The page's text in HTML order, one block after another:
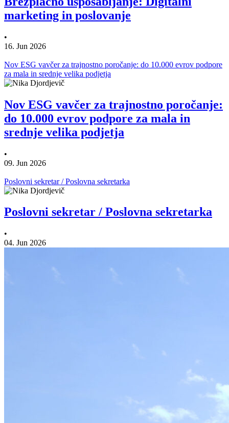
marketing in poslovanje
•
16. Jun 2026
Nov ESG vavčer za trajnostno poročanje: do 10.000 evrov podpore
za mala in srednje velika podjetja
Nov ESG vavčer za trajnostno poročanje:
do 10.000 evrov podpore za mala in
srednje velika podjetja
•
09. Jun 2026
Poslovni sekretar / Poslovna sekretarka
Poslovni sekretar / Poslovna sekretarka
•
04. Jun 2026